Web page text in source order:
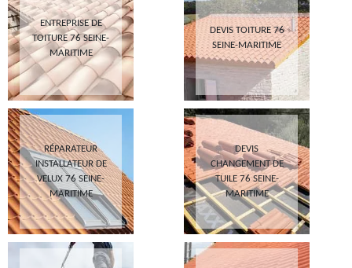
ENTREPRISE DE
TOITURE 76 SEINE-
MARITIME
DEVIS TOITURE 76
SEINE-MARITIME
RÉPARATEUR
INSTALLATEUR DE
VELUX 76 SEINE-
MARITIME
DEVIS
CHANGEMENT DE
TUILE 76 SEINE-
MARITIME